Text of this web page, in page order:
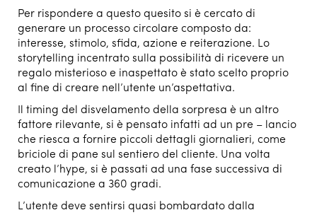
Per rispondere a questo quesito si è cercato di
generare un processo circolare composto da:
interesse, stimolo, sfida, azione e reiterazione. Lo
storytelling incentrato sulla possibilità di ricevere un
regalo misterioso e inaspettato è stato scelto proprio
al fine di creare nell’utente un’aspettativa.
Il timing del disvelamento della sorpresa è un altro
fattore rilevante, si è pensato infatti ad un pre – lancio
che riesca a fornire piccoli dettagli giornalieri, come
briciole di pane sul sentiero del cliente. Una volta
creato l’hype, si è passati ad una fase successiva di
comunicazione a 360 gradi.
L’utente deve sentirsi quasi bombardato dalla